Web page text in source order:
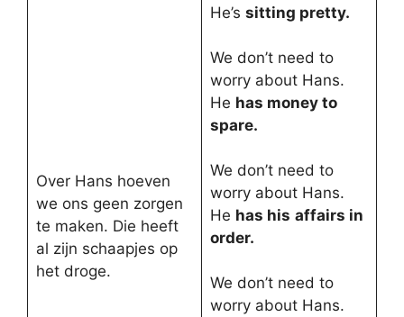
Over Hans hoeven
we ons geen zorgen
te maken. Die heeft
al zijn schaapjes op
het droge.
He’s sitting pretty.
We don’t need to
worry about Hans.
He has money to
spare.
We don’t need to
worry about Hans.
He has his affairs in
order.
We don’t need to
worry about Hans.